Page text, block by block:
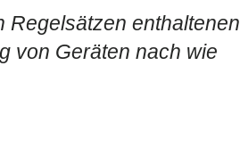
Regelsätzen enthaltenen
von Geräten nach wie